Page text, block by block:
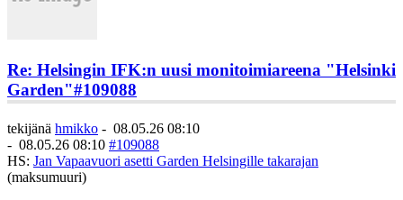
Re: Helsingin IFK:n uusi monitoimiareena "Helsinki
Garden"#109088
tekijänä hmikko - 08.05.26 08:10
- 08.05.26 08:10 #109088
HS: Jan Vapaavuori asetti Garden Helsingille takarajan
(maksumuuri)